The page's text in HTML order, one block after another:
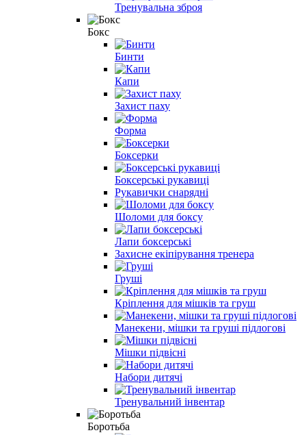
Тренувальна зброя
Бокс
Бинти
Капи
Захист паху
Форма
Боксерки
Боксерські рукавиці
Рукавички снарядні
Шоломи для боксу
Лапи боксерські
Захисне екіпірування тренера
Груші
Кріплення для мішків та груш
Манекени, мішки та груші підлогові
Мішки підвісні
Набори дитячі
Тренувальний інвентар
Боротьба